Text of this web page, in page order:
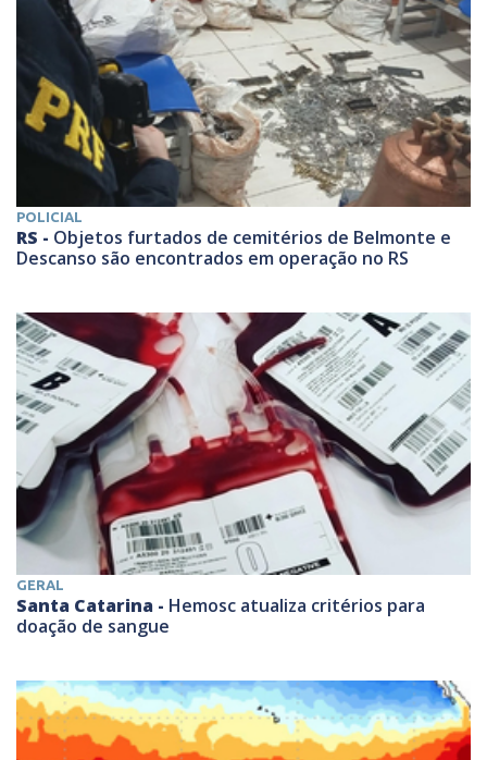
POLICIAL
RS - Objetos furtados de cemitérios de Belmonte e
Descanso são encontrados em operação no RS
GERAL
Santa Catarina - Hemosc atualiza critérios para
doação de sangue